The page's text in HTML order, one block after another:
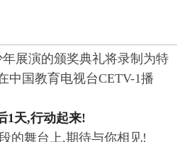
展演的颁奖典礼将录制为特
中国教育电视台CETV-1播
1天,行动起来!
的舞台上,期待与你相见!